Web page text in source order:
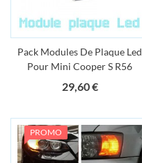
Pack Modules De Plaque Led
Pour Mini Cooper S R56
29,60 €Prix
PROMO